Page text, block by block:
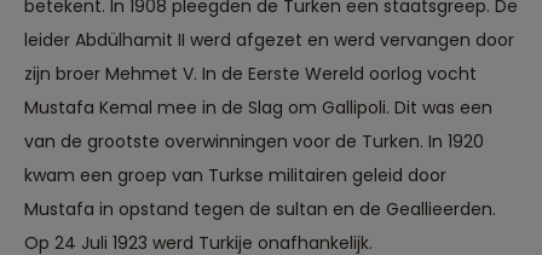
betekent. In 1908 pleegden de Turken een staatsgreep. De
leider Abdülhamit II werd afgezet en werd vervangen door
zijn broer Mehmet V. In de Eerste Wereld oorlog vocht
Mustafa Kemal mee in de Slag om Gallipoli. Dit was een
van de grootste overwinningen voor de Turken. In 1920
kwam een groep van Turkse militairen geleid door
Mustafa in opstand tegen de sultan en de Geallieerden.
Op 24 Juli 1923 werd Turkije onafhankelijk.